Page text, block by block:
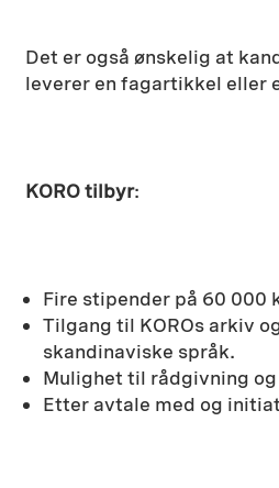
Det er også ønskelig at
leverer en fagartikkel eller
KORO tilbyr:
Fire stipender på 60 000
Tilgang til KOROs arkiv
skandinaviske språk.
Mulighet til rådgivning
Etter avtale med og